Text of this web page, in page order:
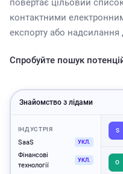
повертає цільовий
контактними
експорту або надсилання
Спробуйте пошук
Знайомство з лідами
ІНДУСТРІЯ
SaaS УКЛ.
Фінансові
технології
УКЛ.
S
O